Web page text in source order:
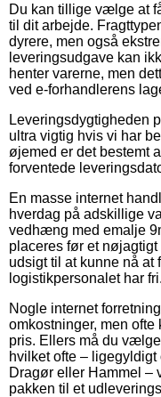
Du kan tillige vælge at
til dit arbejde.
dyrere, men også
leveringsudgave kan
henter varerne, men
ved e-forhandlerens
Leveringsdygtigheden
ultra vigtig hvis vi har
øjemed er det bestemt
forventede
En masse internet
hverdag på adskillige
vedhæng med emalje
placeres før et
udsigt til at kunne nå at
logistikpersonalet har fri.
Nogle internet
omkostninger, men
pris. Ellers må du
hvilket ofte –
Dragør eller Hammel –
pakken til et